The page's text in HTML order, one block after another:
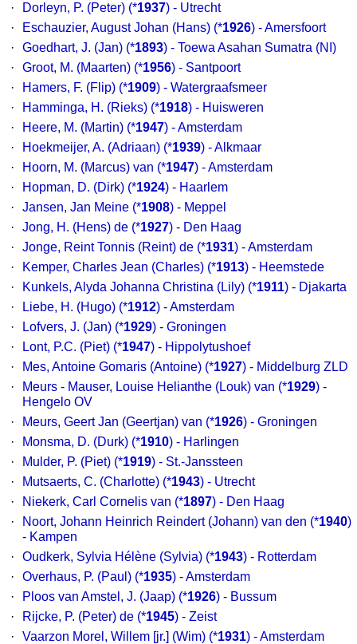
·
Dorleyn, P. (Peter) (*1937) - Utrecht
·
Eschauzier, August Johan (Hans) (*1926) - Amersfoort
·
Goedhart, J. (Jan) (*1893) - Toewa Asahan Sumatra (NI)
·
Groot, M. (Maarten) (*1956) - Santpoort
·
Hamers, F. (Flip) (*1909) - Watergraafsmeer
·
Hamminga, H. (Rieks) (*1918) - Huisweren
·
Heere, M. (Martin) (*1947) - Amsterdam
·
Hoekmeijer, A. (Adriaan) (*1939) - Alkmaar
·
Hoorn, M. (Marcus) van (*1947) - Amsterdam
·
Hopman, D. (Dirk) (*1924) - Haarlem
·
Jansen, Jan Meine (*1908) - Meppel
·
Jong, H. (Hens) de (*1927) - Den Haag
·
Jonge, Reint Tonnis (Reint) de (*1931) - Amsterdam
·
Kemper, Charles Jean (Charles) (*1913) - Heemstede
·
Kunkels, Alyda Johanna Christina (Lily) (*1911) - Djakarta
·
Liebe, H. (Hugo) (*1912) - Amsterdam
·
Lofvers, J. (Jan) (*1929) - Groningen
·
Lont, P.C. (Piet) (*1947) - Hippolytushoef
·
Mes, Antoine Gomaris (Antoine) (*1927) - Middelburg ZLD
·
Meurs - Mauser, Louise Helianthe (Louk) van (*1929) -
Hengelo OV
·
Meurs, Geert Jan (Geertjan) van (*1926) - Groningen
·
Monsma, D. (Durk) (*1910) - Harlingen
·
Mulder, P. (Piet) (*1919) - St.-Janssteen
·
Mutsaerts, C. (Charlotte) (*1943) - Utrecht
·
Niekerk, Carl Cornelis van (*1897) - Den Haag
·
Noort, Johann Heinrich Reindert (Johann) van den (*1940)
- Kampen
·
Oudkerk, Sylvia Hélène (Sylvia) (*1943) - Rotterdam
·
Overhaus, P. (Paul) (*1935) - Amsterdam
·
Ploos van Amstel, J. (Jaap) (*1926) - Bussum
·
Rijcke, P. (Peter) de (*1945) - Zeist
·
Vaarzon Morel, Willem [jr.] (Wim) (*1931) - Amsterdam